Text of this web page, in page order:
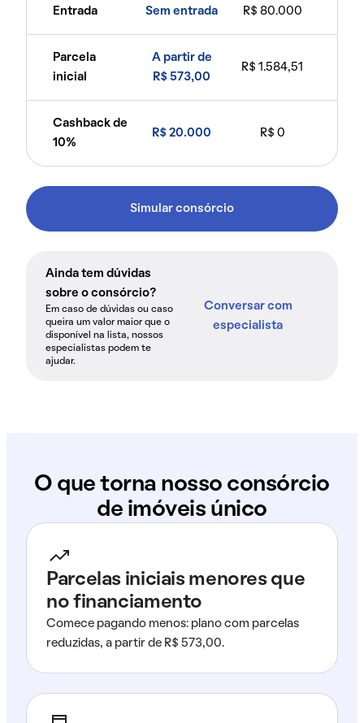
Entrada Sem entrada R$ 80.000
Parcela
inicial
A partir de
R$ 573,00
R$ 1.584,51
Cashback de
10%
R$ 20.000 R$ 0
Simular consórcio
Ainda tem dúvidas
sobre o consórcio?
Em caso de dúvidas ou caso
queira um valor maior que o
disponível na lista, nossos
especialistas podem te
ajudar.
Conversar com
especialista
O que torna nosso consórcio
de imóveis único
Parcelas iniciais menores que
no financiamento
Comece pagando menos: plano com parcelas
reduzidas, a partir de R$ 573,00.